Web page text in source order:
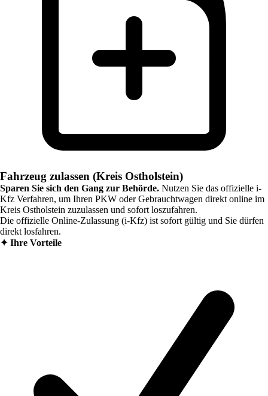
Fahrzeug zulassen (Kreis Ostholstein)
Sparen Sie sich den Gang zur Behörde. Nutzen Sie das offizielle i-
Kfz Verfahren, um Ihren PKW oder Gebrauchtwagen direkt online im
Kreis Ostholstein zuzulassen und sofort loszufahren.
Die offizielle Online-Zulassung (i-Kfz) ist sofort gültig und Sie dürfen
direkt losfahren.
✦ Ihre Vorteile